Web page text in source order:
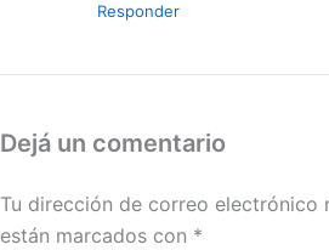
Responder
Dejá un comentario
Tu dirección de correo electrónico
están marcados con *